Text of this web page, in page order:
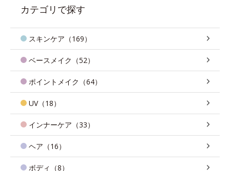
カテゴリで探す
スキンケア（169）
ベースメイク（52）
ポイントメイク（64）
UV（18）
インナーケア（33）
ヘア（16）
ボディ（8）